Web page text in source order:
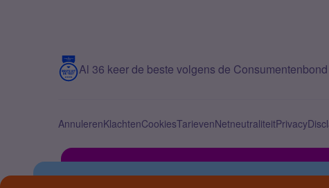
Al 36 keer de beste volgens de Consumentenbond
AnnulerenKlachtenCookiesTarievenNetneutraliteitPrivacy